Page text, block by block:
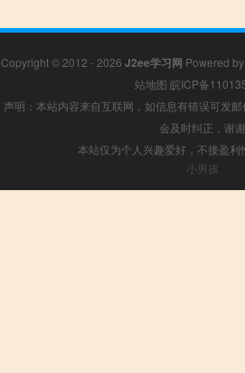
Copyright © 2012 - 2026 J2ee学习网 Powered by
站地图 皖ICP备
声明：本站内容来自互联网，如信息有错误可发
会及时纠正，谢谢
本站仅为个人兴趣爱好，不接盈利
小男孩